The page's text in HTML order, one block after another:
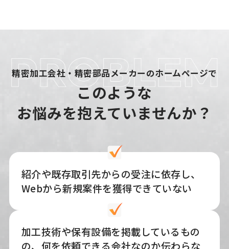
精密加工会社・精密部品メーカーのホームページで
このような
お悩みを抱えていませんか？
紹介や既存取引先からの受注に依存し、
Webから新規案件を獲得できていない
加工技術や保有設備を掲載しているもの
の、何を依頼できる会社なのか伝わらな